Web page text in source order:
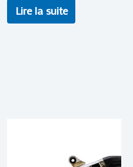
Lire la suite